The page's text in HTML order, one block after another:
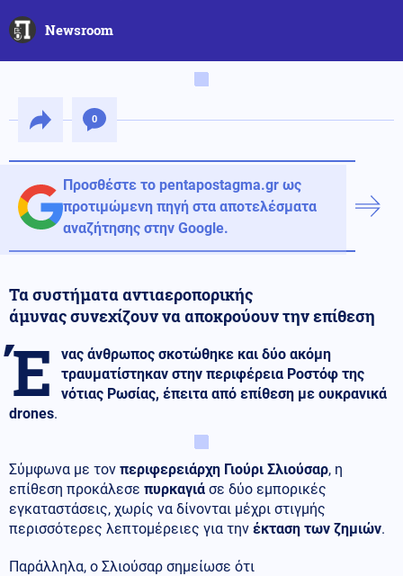
Newsroom
0
Προσθέστε το pentapostagma.gr ως
προτιμώμενη πηγή στα αποτελέσματα
αναζήτησης στην Google.
Τα συστήματα αντιαεροπορικής
άμυνας συνεχίζουν να αποκρούουν την επίθεση
Έ
νας άνθρωπος σκοτώθηκε και δύο ακόμη
τραυματίστηκαν στην περιφέρεια Ροστόφ της
νότιας Ρωσίας, έπειτα από επίθεση με ουκρανικά
drones.
Σύμφωνα με τον περιφερειάρχη Γιούρι Σλιούσαρ, η
επίθεση προκάλεσε πυρκαγιά σε δύο εμπορικές
εγκαταστάσεις, χωρίς να δίνονται μέχρι στιγμής
περισσότερες λεπτομέρειες για την έκταση των ζημιών.
Παράλληλα, ο Σλιούσαρ σημείωσε ότι